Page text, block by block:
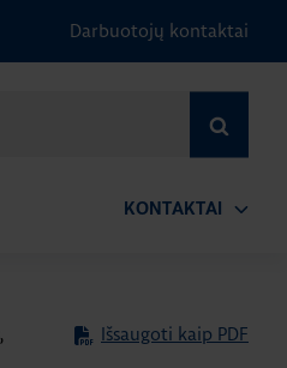
Darbuotojų kontaktai
KONTAKTAI
Išsaugoti kaip PDF